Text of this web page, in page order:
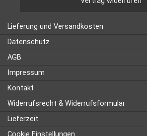
Lieferung und Versandkosten
Datenschutz
AGB
Impressum
Kontakt
Widerrufsrecht & Widerrufsformular
Lieferzeit
Cookie Einstellungen